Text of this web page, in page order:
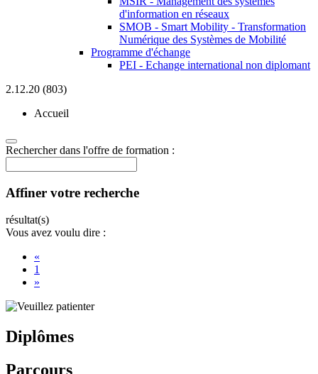
d'information en réseaux
SMOB - Smart Mobility - Transformation
Numérique des Systèmes de Mobilité
Programme d'échange
PEI - Echange international non diplomant
2.12.20 (803)
Accueil
Rechercher dans l'offre de formation :
Affiner votre recherche
résultat(s)
Vous avez voulu dire :
«
1
»
Diplômes
Parcours